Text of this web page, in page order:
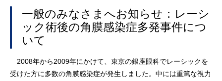
一般のみなさまへお知らせ：レーシ
ック術後の角膜感染症多発事件につ
いて
2008年から2009年にかけて、東京の銀座眼科でレーシックを
受けた方に多数の角膜感染症が発生しました。中には重篤な視力